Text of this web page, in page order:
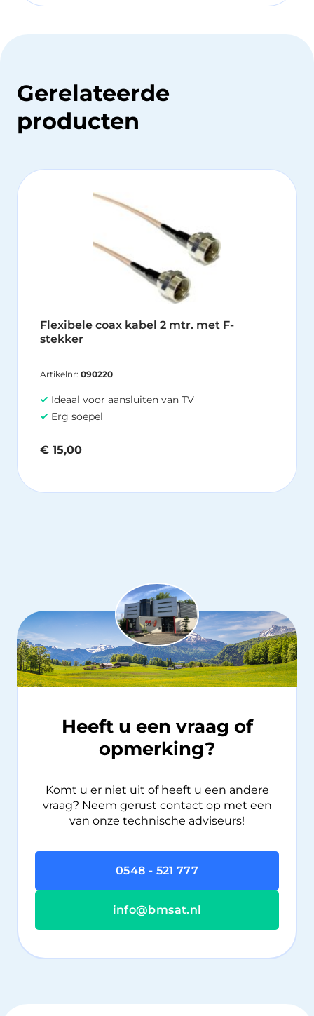
Gerelateerde
producten
Flexibele coax kabel 2 mtr. met F-
stekker
Artikelnr: 090220
Ideaal voor aansluiten van TV
Erg soepel
€ 15,00
Heeft u een vraag of
opmerking?
Komt u er niet uit of heeft u een andere
vraag? Neem gerust contact op met een
van onze technische adviseurs!
0548 - 521 777
info@bmsat.nl